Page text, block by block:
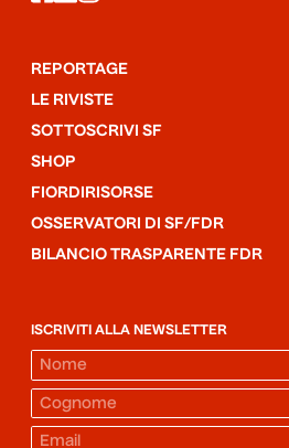
REPORTAGE
LE RIVISTE
SOTTOSCRIVI SF
SHOP
FIORDIRISORSE
OSSERVATORI DI SF/FDR
BILANCIO TRASPARENTE FDR
ISCRIVITI ALLA NEWSLETTER